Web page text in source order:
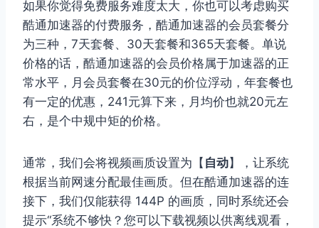
如果你觉得免费服务难度太大，你也可以考虑购买
酷通加速器的付费服务，酷通加速器的会员套餐分
为三种，7天套餐、30天套餐和365天套餐。单说
价格的话，酷通加速器的会员价格属于加速器的正
常水平，月会员套餐在30元的价位浮动，年套餐也
有一定的优惠，241元算下来，月均价也就20元左
右，是个中规中矩的价格。
通常，我们会将视频画质设置为【 自动】，让系统
根据当前网速分配最佳画质。但在酷通加速器的连
接下，我们仅能获得 144P 的画质，同时系统还会
提示“系统不够快？您可以下载视频以供离线观看，